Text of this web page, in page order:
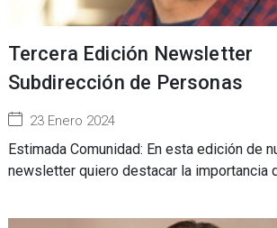
Tercera Edición Newsletter
Subdirección de Personas
23 Enero 2024
Estimada Comunidad: En esta edición de
newsletter quiero destacar la importancia